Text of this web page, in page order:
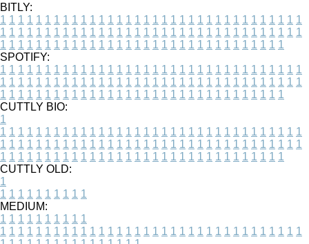
BITLY:
1 1 1 1 1 1 1 1 1 1 1 1 1 1 1 1 1 1 1 1 1 1 1 1 1 1 1 1 1 1 1 1 1 1
1 1 1 1 1 1 1 1 1 1 1 1 1 1 1 1 1 1 1 1 1 1 1 1 1 1 1 1 1 1 1 1 1 1
1 1 1 1 1 1 1 1 1 1 1 1 1 1 1 1 1 1 1 1 1 1 1 1 1 1 1 1 1 1 1 1
SPOTIFY:
1 1 1 1 1 1 1 1 1 1 1 1 1 1 1 1 1 1 1 1 1 1 1 1 1 1 1 1 1 1 1 1 1 1
1 1 1 1 1 1 1 1 1 1 1 1 1 1 1 1 1 1 1 1 1 1 1 1 1 1 1 1 1 1 1 1 1 1
1 1 1 1 1 1 1 1 1 1 1 1 1 1 1 1 1 1 1 1 1 1 1 1 1 1 1 1 1 1 1 1
CUTTLY BIO:
1
1 1 1 1 1 1 1 1 1 1 1 1 1 1 1 1 1 1 1 1 1 1 1 1 1 1 1 1 1 1 1 1 1 1
1 1 1 1 1 1 1 1 1 1 1 1 1 1 1 1 1 1 1 1 1 1 1 1 1 1 1 1 1 1 1 1 1 1
1 1 1 1 1 1 1 1 1 1 1 1 1 1 1 1 1 1 1 1 1 1 1 1 1 1 1 1 1 1 1 1
CUTTLY OLD:
1
1 1 1 1 1 1 1 1 1 1
MEDIUM:
1 1 1 1 1 1 1 1 1 1
1 1 1 1 1 1 1 1 1 1 1 1 1 1 1 1 1 1 1 1 1 1 1 1 1 1 1 1 1 1 1 1 1 1